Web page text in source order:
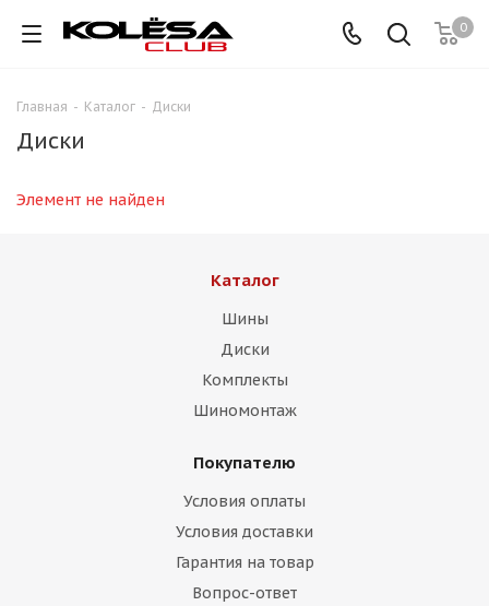
0
Главная - Каталог - Диски
Диски
Элемент не найден
Каталог
Шины
Диски
Комплекты
Шиномонтаж
Покупателю
Условия оплаты
Условия доставки
Гарантия на товар
Вопрос-ответ